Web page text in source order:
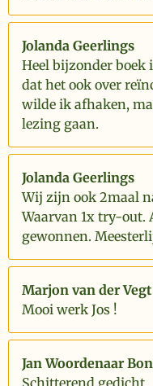
Jolanda Geerlings
Heel bijzonder
dat het ook over
wilde ik afhaken,
lezing gaan.
Jolanda Geerlings
Wij zijn ook 2maal
Waarvan 1x try-out.
gewonnen.
Marjon van der Vegt
Mooi werk Jos !
Jan Woordenaar
Schitterend gedicht.